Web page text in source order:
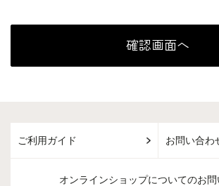
ご利用ガイド お問い合わ
オンラインショップについてのお